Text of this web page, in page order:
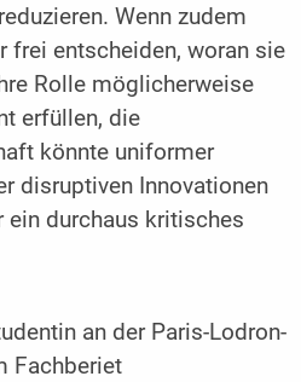
Wenn zudem
frei entscheiden, woran sie
Rolle möglicherweise
erfüllen, die
könnte uniformer
disruptiven Innovationen
ein durchaus kritisches
an der Paris-Lodron-
Fachberiet